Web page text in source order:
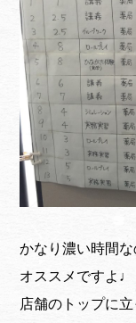
かなり濃い時間
オススメですよ♩
店舗のトップに